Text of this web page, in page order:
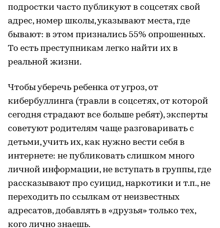
подростки часто публикуют в соцсетях свой
адрес, номер школы, указывают места, где
бывают: в этом признались 55% опрошенных.
То есть преступникам легко найти их в
реальной жизни.
Чтобы уберечь ребенка от угроз, от
кибербуллинга (травли в соцсетях, от которой
сегодня страдают все больше ребят), эксперты
советуют родителям чаще разговаривать с
детьми, учить их, как нужно вести себя в
интернете: не публиковать слишком много
личной информации, не вступать в группы, где
рассказывают про суицид, наркотики и т.п., не
переходить по ссылкам от неизвестных
адресатов, добавлять в «друзья» только тех,
кого лично знаешь.